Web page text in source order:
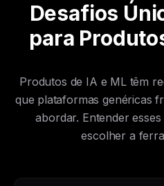
Desafios
para
Produtos de IA e ML têm
que plataformas genéricas
abordar. Entender
escolher a